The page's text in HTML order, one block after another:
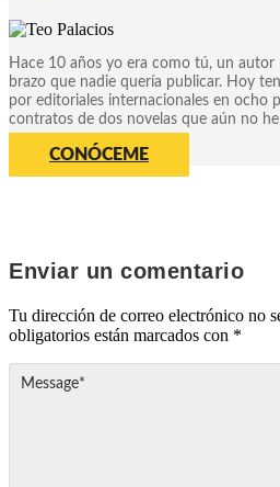
Hace 10 años yo era como tú, un autor
brazo que nadie quería publicar. Hoy
por editoriales internacionales en ocho
contratos de dos novelas que aún no
CONÓCEME
Enviar un comentario
Tu dirección de correo electrónico no
obligatorios están marcados con *